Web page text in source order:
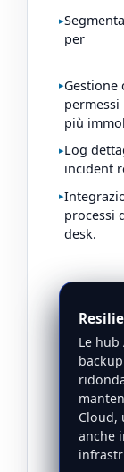
per
Gestione
più
Log
incident
processi
desk.
Le
Cloud,
anche